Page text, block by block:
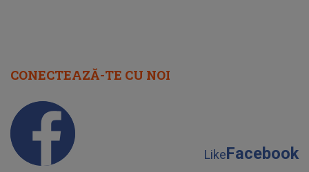
CONECTEAZĂ-TE CU NOI
LikeFacebook